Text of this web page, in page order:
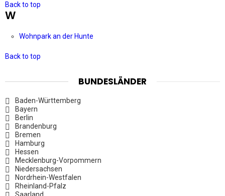
Back to top
W
Wohnpark an der Hunte
Back to top
BUNDESLÄNDER
Baden-Württemberg
Bayern
Berlin
Brandenburg
Bremen
Hamburg
Hessen
Mecklenburg-Vorpommern
Niedersachsen
Nordrhein-Westfalen
Rheinland-Pfalz